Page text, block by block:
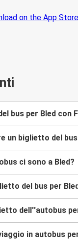
bus per Bled con
un biglietto del bus
ci sono a Bled?
del bus per
dell''autobus
in autobus